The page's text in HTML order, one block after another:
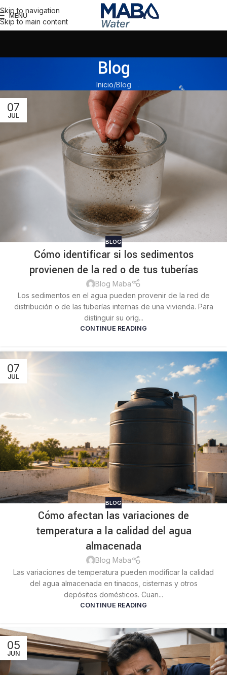
Skip to navigation
Skip to main content
MENU
Blog
Inicio Blog
07
JUL
BLOG
Cómo identificar si los sedimentos
provienen de la red o de tus tuberías
Blog Maba
Los sedimentos en el agua pueden provenir de la red de
distribución o de las tuberías internas de una vivienda. Para
distinguir su orig...
CONTINUE READING
07
JUL
BLOG
Cómo afectan las variaciones de
temperatura a la calidad del agua
almacenada
Blog Maba
Las variaciones de temperatura pueden modificar la calidad
del agua almacenada en tinacos, cisternas y otros
depósitos domésticos. Cuan...
CONTINUE READING
05
JUN